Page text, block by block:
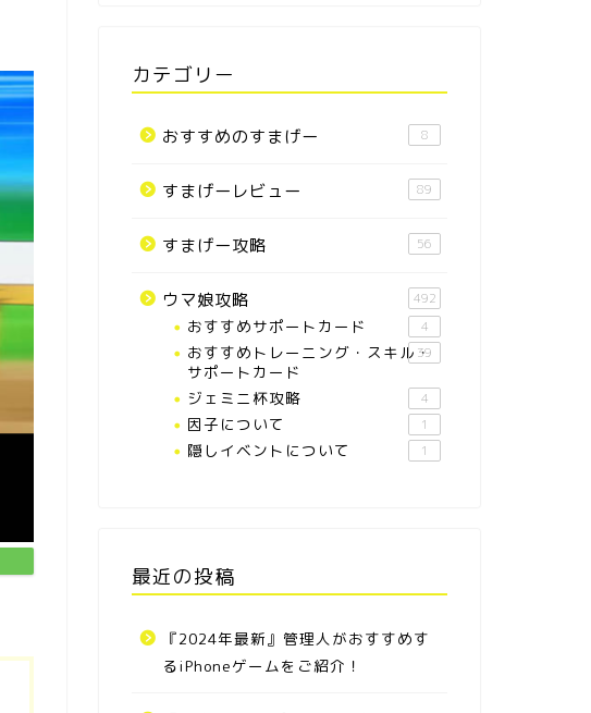
カテゴリー
おすすめのすまげー 8
すまげーレビュー 89
すまげー攻略 56
ウマ娘攻略 492
おすすめサポートカード 4
おすすめトレーニング・スキル・
サポートカード
39
ジェミニ杯攻略 4
因子について 1
隠しイベントについて 1
最近の投稿
『2024年最新』管理人がおすすめす
るiPhoneゲームをご紹介！